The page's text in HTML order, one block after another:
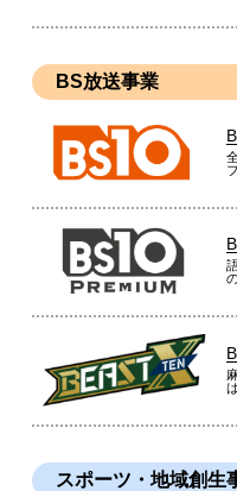
BS放送事業
スポーツ・地域創生